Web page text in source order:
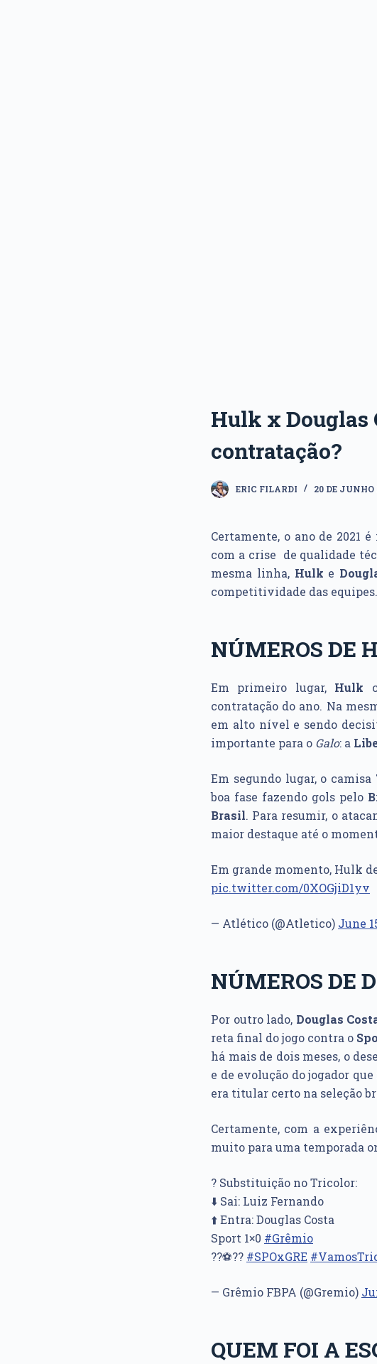
Hulk x Douglas
contratação?
ERIC FILARDI 20 DE JUNHO
Certamente, o ano de 2021
com a crise de qualidade
mesma linha, Hulk e
competitividade das
NÚMEROS DE
Em primeiro lugar, Hulk
contratação do ano. Na
em alto nível e sendo
importante para o Galo: a
Em segundo lugar, o
boa fase fazendo gols pelo
Brasil. Para resumir, o
maior destaque até o
Em grande momento, Hulk
pic.twitter.com/0XOGjiD1yv
— Atlético (@Atletico) June
NÚMEROS DE
Por outro lado, Douglas
reta final do jogo contra o
há mais de dois meses, o
e de evolução do jogador
era titular certo na seleção
Certamente, com a
muito para uma temporada
? Substituição no Tricolor:
⬇️ Sai: Luiz Fernando
⬆️ Entra: Douglas Costa
Sport 1×0 #Grêmio
??⚽?? #SPOxGRE
— Grêmio FBPA (@Gremio)
QUEM FOI A